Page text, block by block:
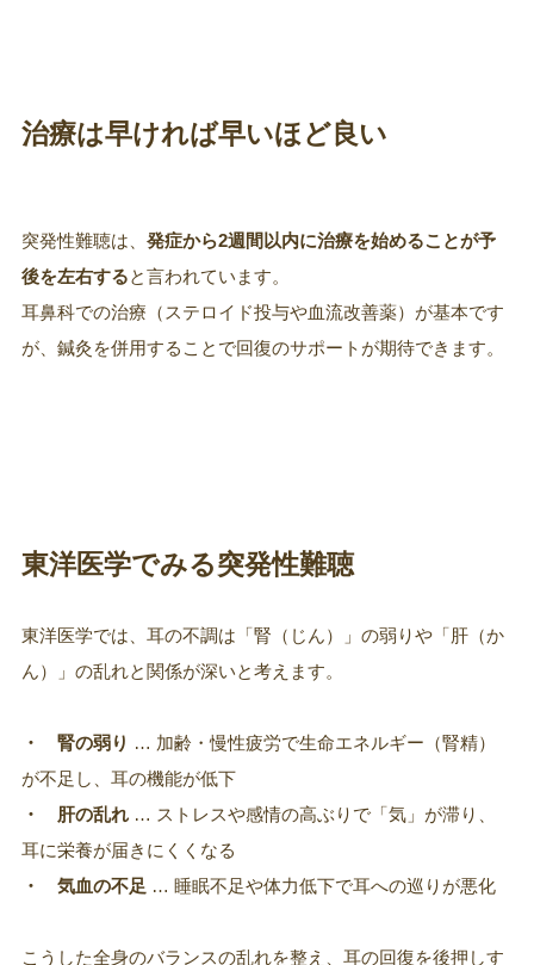
治療は早ければ早いほど良い
突発性難聴は、 発症から2週間以内に治療を始めることが予
後を左右すると言われています。
耳鼻科での治療（ステロイド投与や血流改善薬）が基本です
が、鍼灸を併用することで回復のサポートが期待できます。
東洋医学でみる突発性難聴
東洋医学では、耳の不調は「腎（じん）」の弱りや「肝（か
ん）」の乱れと関係が深いと考えます。
・ 腎の弱り … 加齢・慢性疲労で生命エネルギー（腎精）
が不足し、耳の機能が低下
・ 肝の乱れ … ストレスや感情の高ぶりで「気」が滞り、
耳に栄養が届きにくくなる
・ 気血の不足 … 睡眠不足や体力低下で耳への巡りが悪化
こうした全身のバランスの乱れを整え、耳の回復を後押しす